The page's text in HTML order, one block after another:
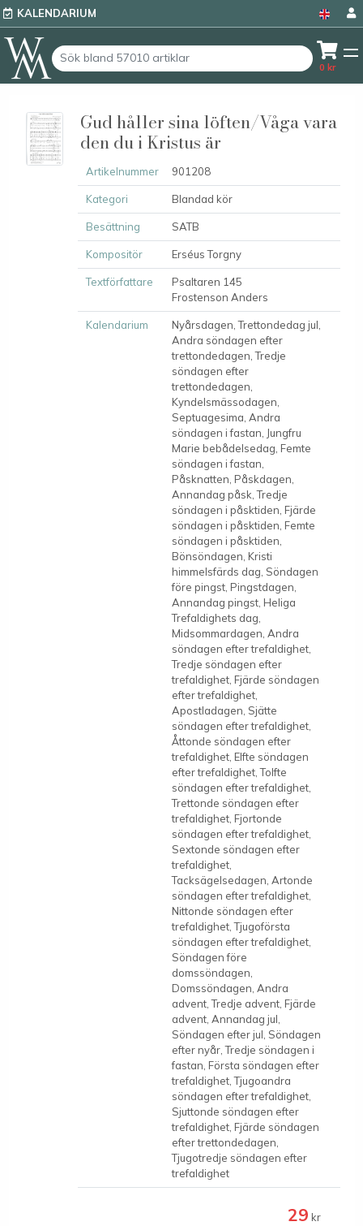
KALENDARIUM
0 kr
Gud håller sina löften/Våga vara
den du i Kristus är
Artikelnummer 901208
Kategori Blandad kör
Besättning SATB
Kompositör Erséus Torgny
Textförfattare
Psaltaren 145
Frostenson Anders
Kalendarium
Nyårsdagen, Trettondedag jul,
Andra söndagen efter
trettondedagen, Tredje
söndagen efter
trettondedagen,
Kyndelsmässodagen,
Septuagesima, Andra
söndagen i fastan, Jungfru
Marie bebådelsedag, Femte
söndagen i fastan,
Påsknatten, Påskdagen,
Annandag påsk, Tredje
söndagen i påsktiden, Fjärde
söndagen i påsktiden, Femte
söndagen i påsktiden,
Bönsöndagen, Kristi
himmelsfärds dag, Söndagen
före pingst, Pingstdagen,
Annandag pingst, Heliga
Trefaldighets dag,
Midsommardagen, Andra
söndagen efter trefaldighet,
Tredje söndagen efter
trefaldighet, Fjärde söndagen
efter trefaldighet,
Apostladagen, Sjätte
söndagen efter trefaldighet,
Åttonde söndagen efter
trefaldighet, Elfte söndagen
efter trefaldighet, Tolfte
söndagen efter trefaldighet,
Trettonde söndagen efter
trefaldighet, Fjortonde
söndagen efter trefaldighet,
Sextonde söndagen efter
trefaldighet,
Tacksägelsedagen, Artonde
söndagen efter trefaldighet,
Nittonde söndagen efter
trefaldighet, Tjugoförsta
söndagen efter trefaldighet,
Söndagen före
domssöndagen,
Domssöndagen, Andra
advent, Tredje advent, Fjärde
advent, Annandag jul,
Söndagen efter jul, Söndagen
efter nyår, Tredje söndagen i
fastan, Första söndagen efter
trefaldighet, Tjugoandra
söndagen efter trefaldighet,
Sjuttonde söndagen efter
trefaldighet, Fjärde söndagen
efter trettondedagen,
Tjugotredje söndagen efter
trefaldighet
29 kr